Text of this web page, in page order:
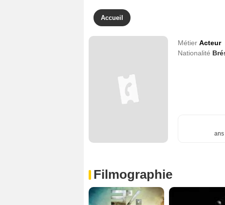
Accueil
Métier Acteur
Nationalité
Filmographie